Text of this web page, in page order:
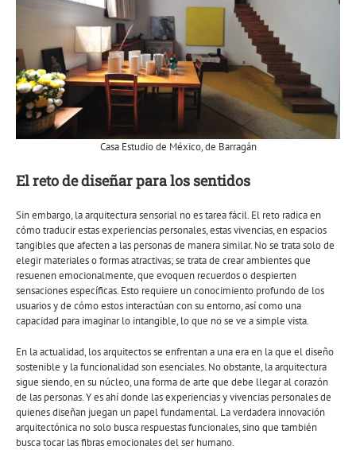
Casa Estudio de México, de Barragán
El reto de diseñar para los sentidos
Sin embargo, la arquitectura sensorial no es tarea fácil. El reto radica en
cómo traducir estas experiencias personales, estas vivencias, en espacios
tangibles que afecten a las personas de manera similar. No se trata solo de
elegir materiales o formas atractivas; se trata de crear ambientes que
resuenen emocionalmente, que evoquen recuerdos o despierten
sensaciones específicas. Esto requiere un conocimiento profundo de los
usuarios y de cómo estos interactúan con su entorno, así como una
capacidad para imaginar lo intangible, lo que no se ve a simple vista.
En la actualidad, los arquitectos se enfrentan a una era en la que el diseño
sostenible y la funcionalidad son esenciales. No obstante, la arquitectura
sigue siendo, en su núcleo, una forma de arte que debe llegar al corazón
de las personas. Y es ahí donde las experiencias y vivencias personales de
quienes diseñan juegan un papel fundamental. La verdadera innovación
arquitectónica no solo busca respuestas funcionales, sino que también
busca tocar las fibras emocionales del ser humano.